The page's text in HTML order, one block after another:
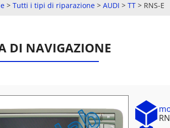
> Tutti i tipi di riparazione > AUDI > TT > RNS-E
DI NAVIGAZIONE